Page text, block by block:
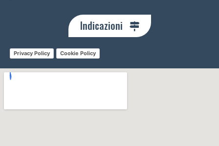
Indicazioni
Privacy Policy Cookie Policy